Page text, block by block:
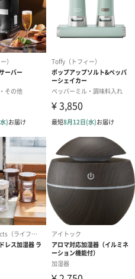
合は動作ボタンを長押ししてくだ
長押しするたびにLEDライトが
せん。
する場合はタイマーボタンを押し
すたびに「約2時間→約4時間→約
」とタイマーがセットされ、タイ
ます。
ドの場合は動作ボタンを2回、加湿
作ボタンを1回押すと電源が切れま
れることがありますので、運転時に
で安定した場所に置いてご使用く
製品を移動させないでください。
を切り、水タンクから水を排出し
い。
っていない状態では、絶対に電源
い。
いときなど、使用環境によってはミ
壁、家具など周囲がぬれる場合が